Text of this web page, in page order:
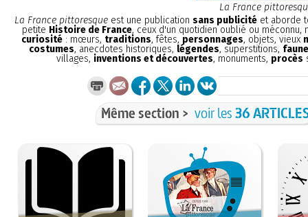
La France
La France pittoresque est une publication sans publicité et aborde
petite Histoire de France, ceux d'un quotidien oublié ou méconnu,
curiosité : mœurs, traditions, fêtes, personnages, objets, vieux
costumes, anecdotes historiques, légendes, superstitions,
villages, inventions et découvertes, monuments, procès
Même section > voir les36